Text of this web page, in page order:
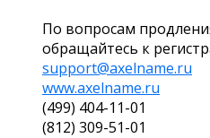
По вопросам
обращайтесь к
support@axelname.ru
www.axelname.ru
(499) 404-11-01
(812) 309-51-01